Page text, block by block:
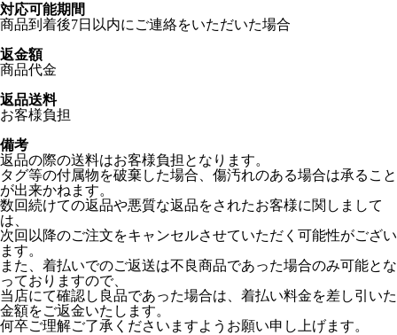
対応可能期間
商品到着後7日以内にご連絡をいただいた場合
返金額
商品代金
返品送料
お客様負担
備考
返品の際の送料はお客様負担となります。
タグ等の付属物を破棄した場合、傷汚れのある場合は承ること
が出来かねます。
数回続けての返品や悪質な返品をされたお客様に関しまして
は、
次回以降のご注文をキャンセルさせていただく可能性がござい
ます。
また、着払いでのご返送は不良商品であった場合のみ可能とな
っておりますので、
当店にて確認し良品であった場合は、着払い料金を差し引いた
金額をご返金いたします。
何卒ご理解ご了承くださいますようお願い申し上げます。